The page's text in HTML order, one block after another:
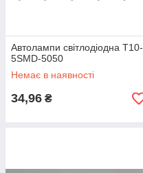
Автолампи світлодіодна T10-
5SMD-5050
Немає в наявності
34,96 ₴